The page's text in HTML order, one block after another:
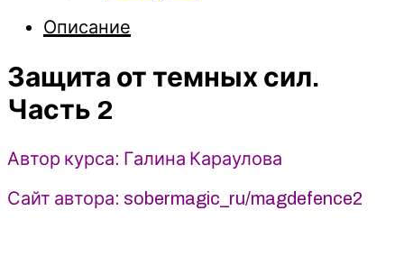
темных
Часть
2
-
Караулова
Магия
Описание
Защита от темных сил.
Часть 2
Автор курса: Галина Караулова
Сайт автора: sobermagic_ru/magdefence2